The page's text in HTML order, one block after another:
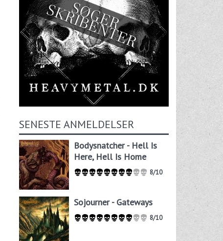
SENESTE ANMELDELSER
Bodysnatcher - Hell Is
Here, Hell Is Home
8/10
Sojourner - Gateways
8/10